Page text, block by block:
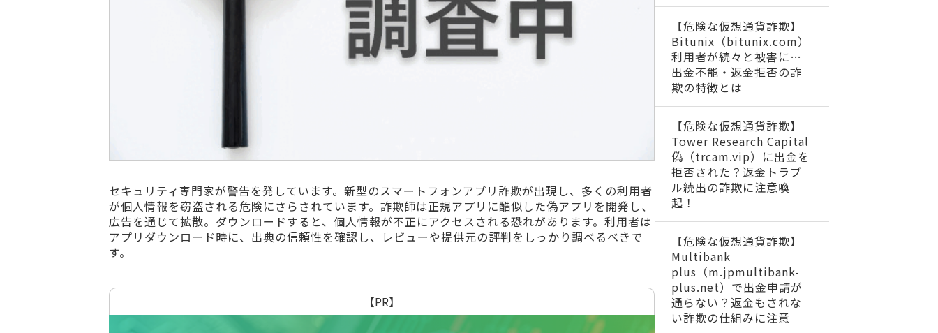
セキュリティ専門家が警告を発しています。新型のスマートフォンアプリ詐欺が出現し、多くの利用者
が個人情報を窃盗される危険にさらされています。詐欺師は正規アプリに酷似した偽アプリを開発し、
広告を通じて拡散。ダウンロードすると、個人情報が不正にアクセスされる恐れがあります。利用者は
アプリダウンロード時に、出典の信頼性を確認し、レビューや提供元の評判をしっかり調べるべきで
す。
【PR】
【危険な仮想通貨詐欺】
Bitunix（bitunix.com）
利用者が続々と被害に…
出金不能・返金拒否の詐
欺の特徴とは
【危険な仮想通貨詐欺】
Tower Research Capital
偽（trcam.vip）に出金を
拒否された？返金トラブ
ル続出の詐欺に注意喚
起！
【危険な仮想通貨詐欺】
Multibank
plus（m.jpmultibank-
plus.net）で出金申請が
通らない？返金もされな
い詐欺の仕組みに注意